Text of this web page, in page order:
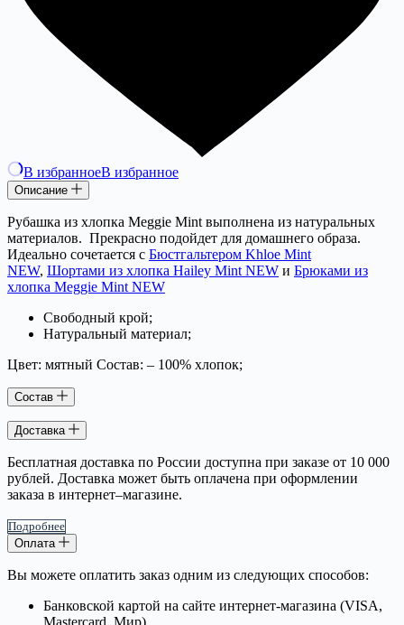
В избранноеВ избранное
Описание
Рубашка из хлопка Meggie Mint выполнена из натуральных
материалов. Прекрасно подойдет для домашнего образа.
Идеально сочетается с Бюстгальтером Khloe Mint
NEW, Шортами из хлопка Hailey Mint NEW и Брюками из
хлопка Meggie Mint NEW
Свободный крой;
Натуральный материал;
Цвет: мятный Состав: – 100% хлопок;
Состав
Доставка
Бесплатная доставка по России доступна при заказе от 10 000
рублей. Доставка может быть оплачена при оформлении
заказа в интернет–магазине.
Подробнее
Оплата
Вы можете оплатить заказ одним из следующих способов:
Банковской картой на сайте интернет-магазина (VISA,